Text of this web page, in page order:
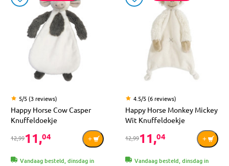
5/5 (3 reviews)
Happy Horse Cow Casper
Knuffeldoekje
12,9911,04
Vandaag besteld, dinsdag in
4.5/5 (6 reviews)
Happy Horse Monkey Mickey
Wit Knuffeldoekje
12,9911,04
Vandaag besteld, dinsdag in